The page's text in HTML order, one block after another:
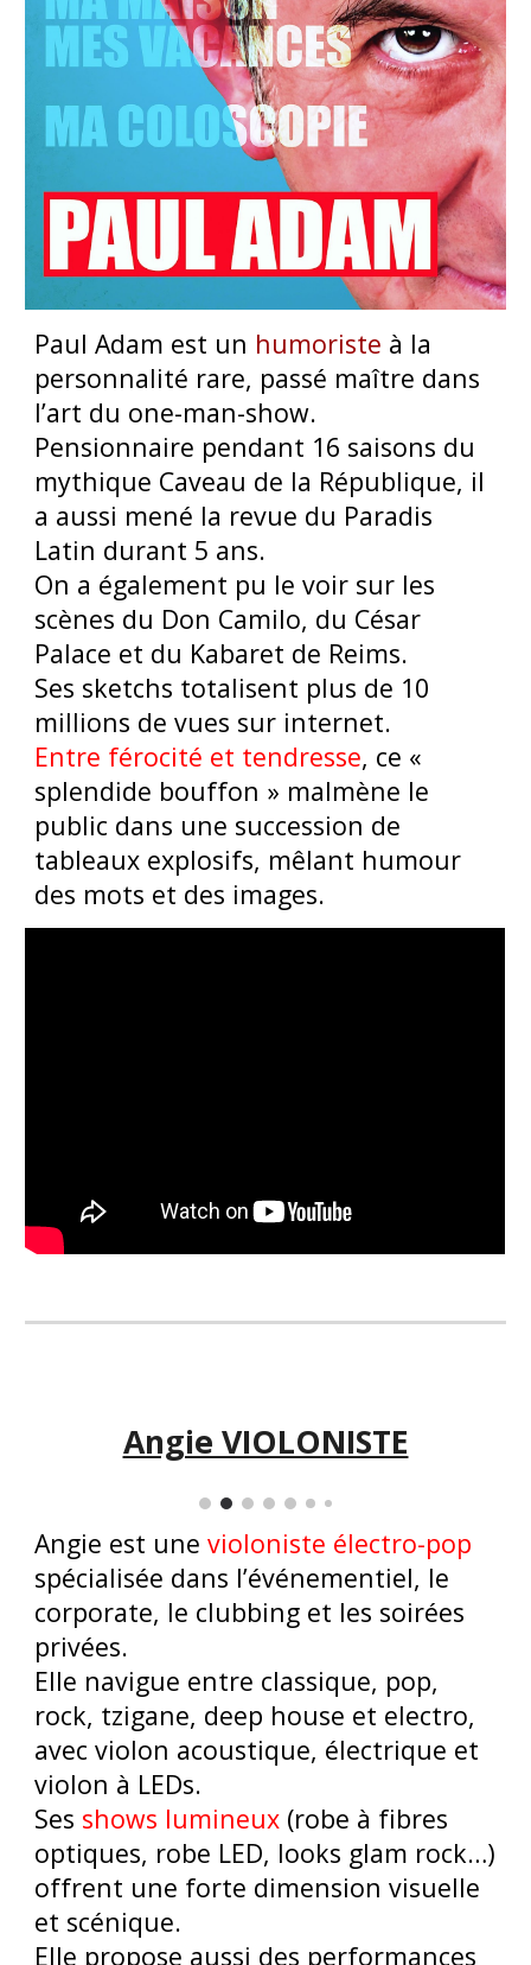
Paul Adam est un humoriste à la
personnalité rare, passé maître dans
l’art du one-man-show.
Pensionnaire pendant 16 saisons du
mythique Caveau de la République, il
a aussi mené la revue du Paradis
Latin durant 5 ans.
On a également pu le voir sur les
scènes du Don Camilo, du César
Palace et du Kabaret de Reims.
Ses sketchs totalisent plus de 10
millions de vues sur internet.
Entre férocité et tendresse, ce «
splendide bouffon » malmène le
public dans une succession de
tableaux explosifs, mêlant humour
des mots et des images.
Angie VIOLONISTE
Angie est unevioloniste électro-pop
spécialisée dans l’événementiel, le
corporate, le clubbing et les soirées
privées.
Elle navigue entre classique, pop,
rock, tzigane, deep house et electro,
avec violon acoustique, électrique et
violon à LEDs.
Ses shows lumineux (robe à fibres
optiques, robe LED, looks glam rock…)
offrent une forte dimension visuelle
et scénique.
Elle propose aussi des performances